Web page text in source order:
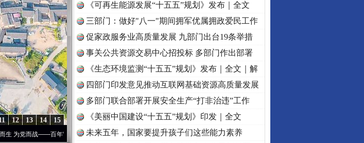
15
14
13
12
而战——百年“纪”事⑧加强纪律..·[视频]牢记初心使命 奋进复兴征程丨“转折之城”激荡..·[视频]
《可再生能源发展“十五五”规划》发布｜全文
三部门：做好"八一"期间拥军优属拥政爱民工作
促家政服务业高质量发展 九部门出台19条举措
事关公共资源交易中心招投标 多部门作出部署
《生态环境监测“十五五”规划》发布｜全文｜解
读
四部门印发意见推动互联网基础资源高质量发展
多部门联合部署开展安全生产“打非治违”工作
《美丽中国建设“十五五”规划》印发｜全文
未来五年，国家要提升孩子们这些能力素养